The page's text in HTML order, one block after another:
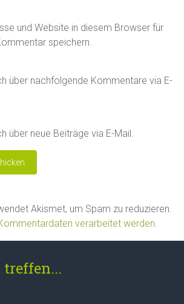
und Website in diesem Browser für
speichern.
über nachfolgende Kommentare via E-
über neue Beiträge via E-Mail.
Akismet, um Spam zu reduzieren.
verarbeitet werden.